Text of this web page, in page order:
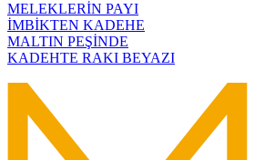
MELEKLERİN PAYI
İMBİKTEN KADEHE
MALTIN PEŞİNDE
KADEHTE RAKI BEYAZI